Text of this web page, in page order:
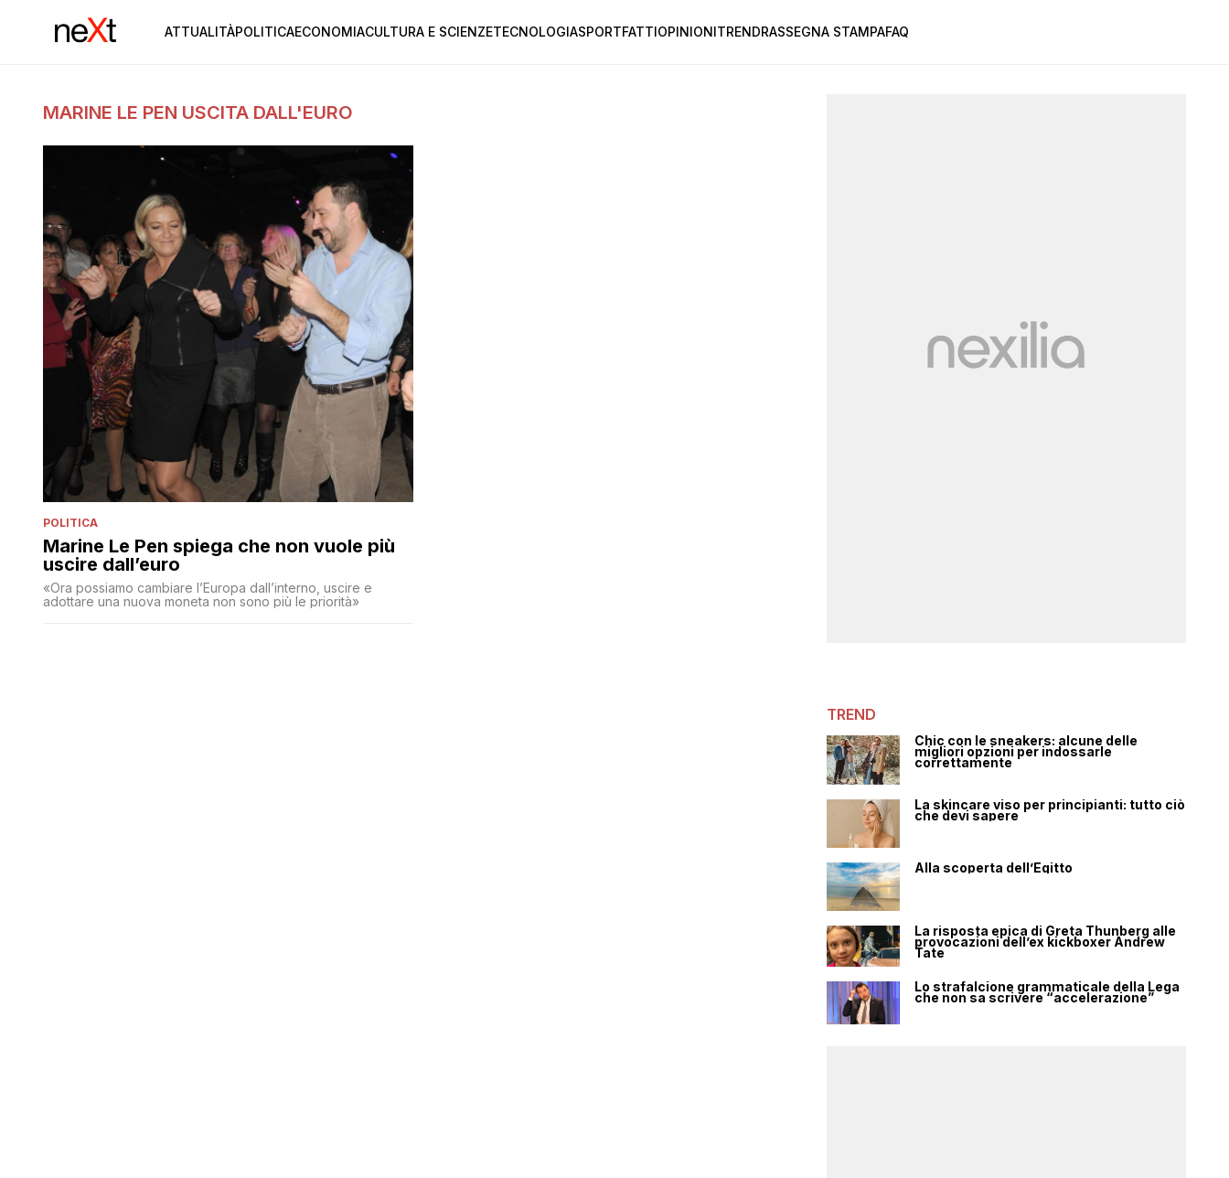
ATTUALITÀPOLITICAECONOMIACULTURA E SCIENZETECNOLOGIASPORTFATTIOPINIONITRENDRASSEGNA STAMPAFAQ
MARINE LE PEN USCITA DALL'EURO
POLITICA
Marine Le Pen spiega che non vuole più
uscire dall’euro
«Ora possiamo cambiare l’Europa dall’interno, uscire e
adottare una nuova moneta non sono più le priorità»
TREND
Chic con le sneakers: alcune delle
migliori opzioni per indossarle
correttamente
La skincare viso per principianti: tutto ciò
che devi sapere
Alla scoperta dell’Egitto
La risposta epica di Greta Thunberg alle
provocazioni dell’ex kickboxer Andrew
Tate
Lo strafalcione grammaticale della Lega
che non sa scrivere “accelerazione”